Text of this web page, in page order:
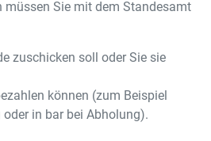
müssen Sie mit dem Standesamt
zuschicken soll oder Sie sie
können (zum Beispiel
in bar bei Abholung).